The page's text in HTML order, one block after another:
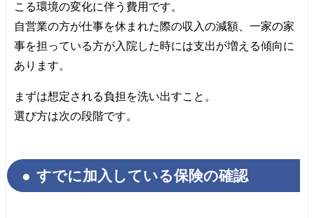
こる環境の変化に伴う費用です。
自営業の方が仕事を休まれた際の収入の減額、一家の家
事を担っている方が入院した時には支出が増える傾向に
あります。
まずは想定される負担を洗い出すこと。
選び方は次の段階です。
すでに加入している保険の確認